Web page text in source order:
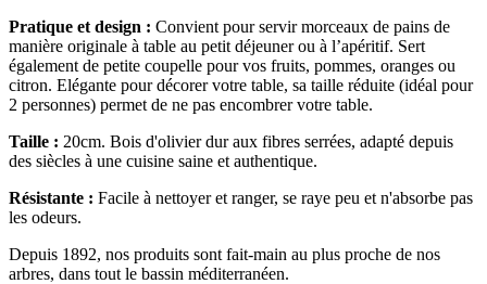
Pratique et design : Convient pour servir morceaux de pains de
manière originale à table au petit déjeuner ou à l’apéritif. Sert
également de petite coupelle pour vos fruits, pommes, oranges ou
citron. Elégante pour décorer votre table, sa taille réduite (idéal pour
2 personnes) permet de ne pas encombrer votre table.
Taille : 20cm. Bois d'olivier dur aux fibres serrées, adapté depuis
des siècles à une cuisine saine et authentique.
Résistante : Facile à nettoyer et ranger, se raye peu et n'absorbe pas
les odeurs.
Depuis 1892, nos produits sont fait-main au plus proche de nos
arbres, dans tout le bassin méditerranéen.